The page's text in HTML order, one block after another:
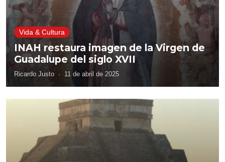
Vida & Cultura
INAH restaura imagen de la Virgen de
Guadalupe del siglo XVII
Ricardo Justo · 11 de abril de 2025